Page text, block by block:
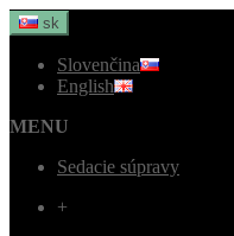
sk
Slovenčina
English
MENU
Sedacie súpravy
+